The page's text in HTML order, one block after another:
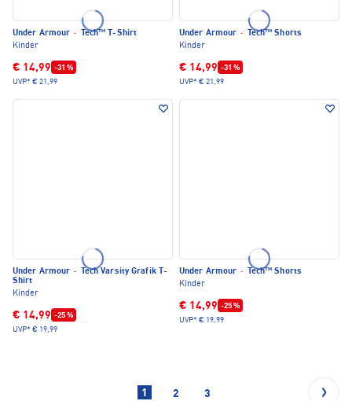
Under Armour ·
Tech™ T-Shirt
Kinder
€ 14,99 -31 %
UVP* € 21,99
Under Armour ·
Tech™ Shorts
Kinder
€ 14,99 -31 %
UVP* € 21,99
Under Armour ·
Tech Varsity Grafik T-
Shirt
Kinder
€ 14,99 -25 %
UVP* € 19,99
Under Armour ·
Tech™ Shorts
Kinder
€ 14,99 -25 %
UVP* € 19,99
1 2 3